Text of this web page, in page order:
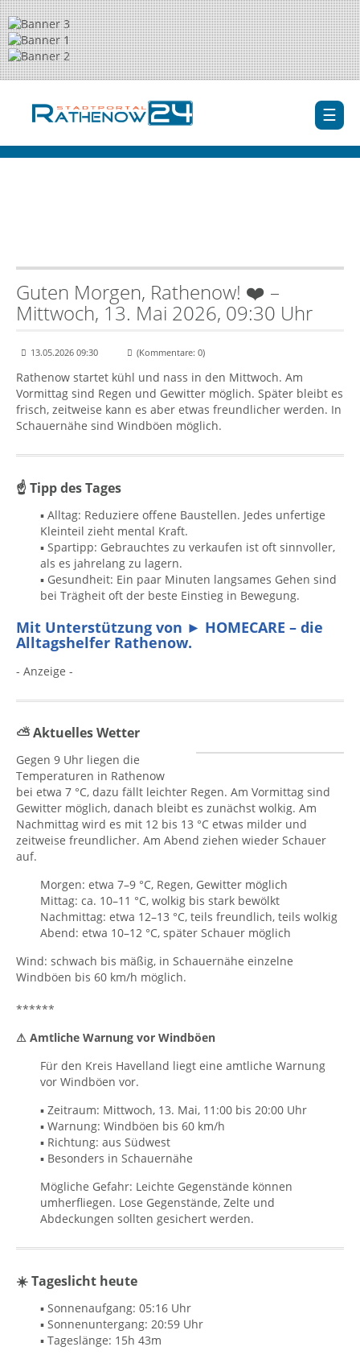
Guten Morgen, Rathenow! ❤️ –
Mittwoch, 13. Mai 2026, 09:30 Uhr
13.05.2026 09:30 (Kommentare: 0)
Rathenow startet kühl und nass in den Mittwoch. Am
Vormittag sind Regen und Gewitter möglich. Später bleibt es
frisch, zeitweise kann es aber etwas freundlicher werden. In
Schauernähe sind Windböen möglich.
☝ Tipp des Tages
▪ Alltag: Reduziere offene Baustellen. Jedes unfertige
Kleinteil zieht mental Kraft.
▪ Spartipp: Gebrauchtes zu verkaufen ist oft sinnvoller,
als es jahrelang zu lagern.
▪ Gesundheit: Ein paar Minuten langsames Gehen sind
bei Trägheit oft der beste Einstieg in Bewegung.
Mit Unterstützung von ► HOMECARE – die
Alltagshelfer Rathenow.
- Anzeige -
⛅ Aktuelles Wetter
Gegen 9 Uhr liegen die
Temperaturen in Rathenow
bei etwa 7 °C, dazu fällt leichter Regen. Am Vormittag sind
Gewitter möglich, danach bleibt es zunächst wolkig. Am
Nachmittag wird es mit 12 bis 13 °C etwas milder und
zeitweise freundlicher. Am Abend ziehen wieder Schauer
auf.
Morgen: etwa 7–9 °C, Regen, Gewitter möglich
Mittag: ca. 10–11 °C, wolkig bis stark bewölkt
Nachmittag: etwa 12–13 °C, teils freundlich, teils wolkig
Abend: etwa 10–12 °C, später Schauer möglich
Wind: schwach bis mäßig, in Schauernähe einzelne
Windböen bis 60 km/h möglich.
******
⚠ Amtliche Warnung vor Windböen
Für den Kreis Havelland liegt eine amtliche Warnung
vor Windböen vor.
▪ Zeitraum: Mittwoch, 13. Mai, 11:00 bis 20:00 Uhr
▪ Warnung: Windböen bis 60 km/h
▪ Richtung: aus Südwest
▪ Besonders in Schauernähe
Mögliche Gefahr: Leichte Gegenstände können
umherfliegen. Lose Gegenstände, Zelte und
Abdeckungen sollten gesichert werden.
☀️ Tageslicht heute
▪ Sonnenaufgang: 05:16 Uhr
▪ Sonnenuntergang: 20:59 Uhr
▪ Tageslänge: 15h 43m